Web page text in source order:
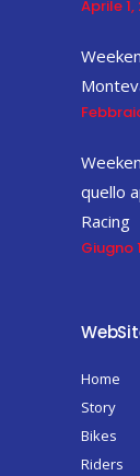
Aprile
quello
Racing
Giugno
Home
Story
Bikes
Riders